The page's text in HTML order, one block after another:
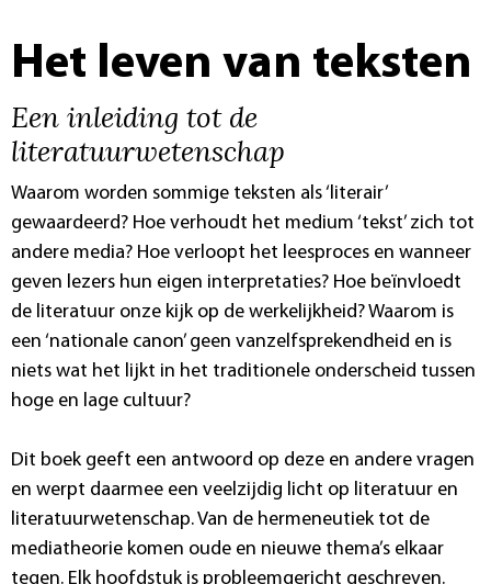
Het leven van teksten
Een inleiding tot de
literatuurwetenschap
Waarom worden sommige teksten als ‘literair’
gewaardeerd? Hoe verhoudt het medium ‘tekst’ zich tot
andere media? Hoe verloopt het leesproces en wanneer
geven lezers hun eigen interpretaties? Hoe beïnvloedt
de literatuur onze kijk op de werkelijkheid? Waarom is
een ‘nationale canon’ geen vanzelfsprekendheid en is
niets wat het lijkt in het traditionele onderscheid tussen
hoge en lage cultuur?
Dit boek geeft een antwoord op deze en andere vragen
en werpt daarmee een veelzijdig licht op literatuur en
literatuurwetenschap. Van de hermeneutiek tot de
mediatheorie komen oude en nieuwe thema’s elkaar
tegen. Elk hoofdstuk is probleemgericht geschreven.